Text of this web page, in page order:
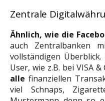
Zentrale
Ähnlich, wie die
auch Zentralbanken
vollständigen
User, wie z.B. bei VISA
alle finanziellen
viel Schnaps,